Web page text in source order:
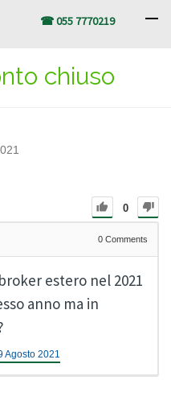
☎ 055 7770219
chiuso
0
0 Comments
estero nel 2021
anno ma in
Agosto 2021